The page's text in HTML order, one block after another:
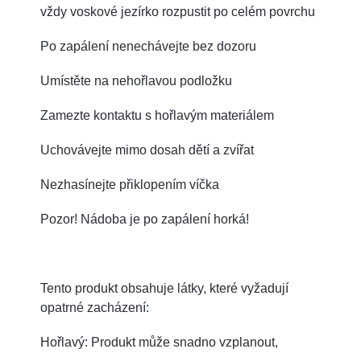
vždy voskové jezírko rozpustit po celém povrchu
Po zapálení nenechávejte bez dozoru
Umístěte na nehořlavou podložku
Zamezte kontaktu s hořlavým materiálem
Uchovávejte mimo dosah dětí a zvířat
Nezhasínejte přiklopením víčka
Pozor! Nádoba je po zapálení horká!
Tento produkt obsahuje látky, které vyžadují
opatrné zacházení:
Hořlavý: Produkt může snadno vzplanout,